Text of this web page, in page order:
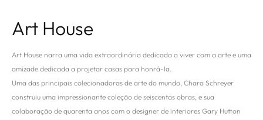
Art House
Art House narra uma vida extraordinária dedicada a viver com a arte e uma
amizade dedicada a projetar casas para honrá-la.
Uma das principais colecionadoras de arte do mundo, Chara Schreyer
construiu uma impressionante coleção de seiscentas obras, e sua
colaboração de quarenta anos com o designer de interiores Gary Hutton